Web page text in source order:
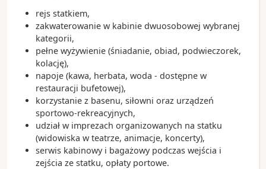
rejs statkiem,
zakwaterowanie w kabinie dwuosobowej wybranej
kategorii,
pełne wyżywienie (śniadanie, obiad, podwieczorek,
kolację),
napoje (kawa, herbata, woda - dostępne w
restauracji bufetowej),
korzystanie z basenu, siłowni oraz urządzeń
sportowo-rekreacyjnych,
udział w imprezach organizowanych na statku
(widowiska w teatrze, animacje, koncerty),
serwis kabinowy i bagażowy podczas wejścia i
zejścia ze statku, opłaty portowe.